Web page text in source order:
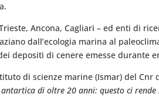
Ancona, Cagliari – ed enti di
dall’ecologia marina al
depositi di cenere emesse durante
di scienze marine (Ismar) del Cnr
di oltre 20 anni: questo ci